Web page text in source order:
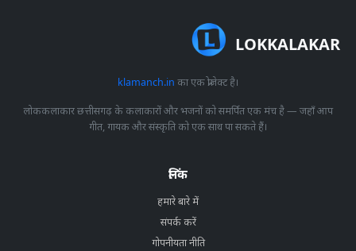
LOKKALAKAR
klamanch.in का एक प्रोजेक्ट है।
लोककलाकार छत्तीसगढ़ के कलाकारों और भजनों को समर्पित एक मंच है — जहाँ आप
गीत, गायक और संस्कृति को एक साथ पा सकते हैं।
लिंक
हमारे बारे में
संपर्क करें
गोपनीयता नीति